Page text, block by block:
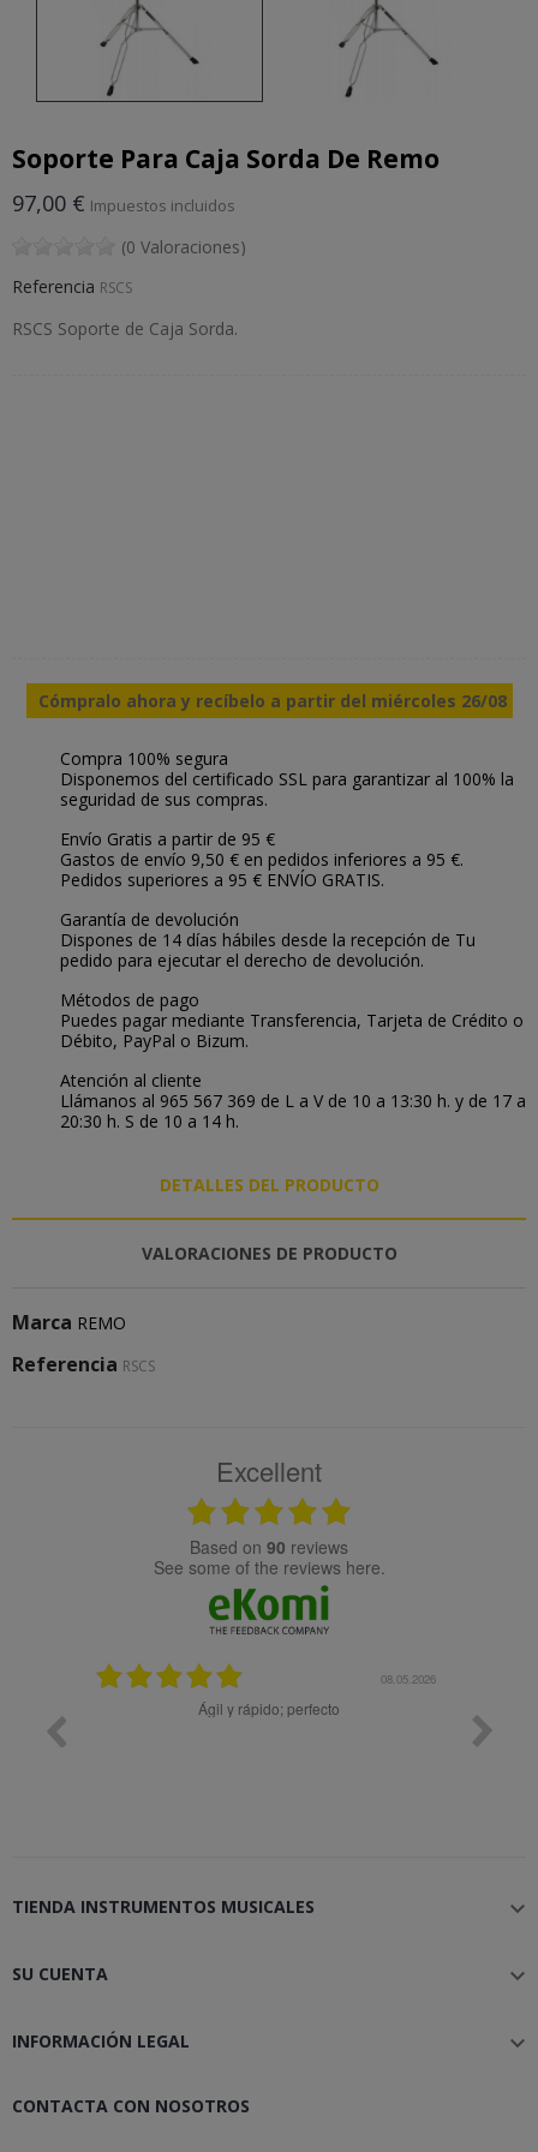
Soporte Para Caja Sorda De Remo
97,00 € Impuestos incluidos
(0 Valoraciones)
Referencia RSCS
RSCS Soporte de Caja Sorda.
Cómpralo ahora y recíbelo a partir del miércoles 26/08
Compra 100% segura
Disponemos del certificado SSL para garantizar al 100% la
seguridad de sus compras.
Envío Gratis a partir de 95 €
Gastos de envío 9,50 € en pedidos inferiores a 95 €.
Pedidos superiores a 95 € ENVÍO GRATIS.
Garantía de devolución
Dispones de 14 días hábiles desde la recepción de Tu
pedido para ejecutar el derecho de devolución.
Métodos de pago
Puedes pagar mediante Transferencia, Tarjeta de Crédito o
Débito, PayPal o Bizum.
Atención al cliente
Llámanos al 965 567 369 de L a V de 10 a 13:30 h. y de 17 a
20:30 h. S de 10 a 14 h.
DETALLES DEL PRODUCTO
VALORACIONES DE PRODUCTO
Marca REMO
Referencia RSCS
Excellent
based on 90 reviews
see some of the reviews here.
08.05.2026
Ágil y rápido; perfecto
TIENDA INSTRUMENTOS MUSICALES 
SU CUENTA 
INFORMACIÓN LEGAL 
CONTACTA CON NOSOTROS